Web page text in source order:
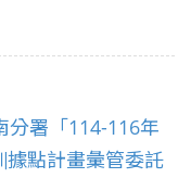
分署「114-116年
據點計畫彙管委託